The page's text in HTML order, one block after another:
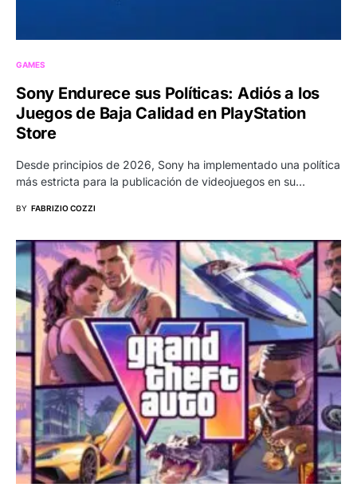
GAMES
Sony Endurece sus Políticas: Adiós a los
Juegos de Baja Calidad en PlayStation
Store
Desde principios de 2026, Sony ha implementado una política
más estricta para la publicación de videojuegos en su…
BY FABRIZIO COZZI